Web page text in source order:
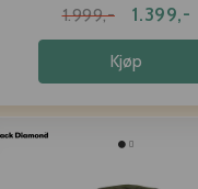
1.999,- 1.399,-
Kjøp